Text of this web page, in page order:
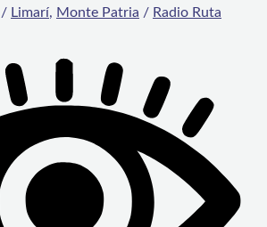
/ Limarí, Monte Patria / Radio Ruta